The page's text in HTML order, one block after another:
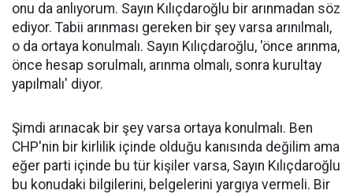
onu da anlıyorum. Sayın Kılıçdaroğlu bir arınmadan söz
ediyor. Tabii arınması gereken bir şey varsa arınılmalı,
o da ortaya konulmalı. Sayın Kılıçdaroğlu, 'önce arınma,
önce hesap sorulmalı, arınma olmalı, sonra kurultay
yapılmalı' diyor.
Şimdi arınacak bir şey varsa ortaya konulmalı. Ben
CHP'nin bir kirlilik içinde olduğu kanısında değilim ama
eğer parti içinde bu tür kişiler varsa, Sayın Kılıçdaroğlu
bu konudaki bilgilerini, belgelerini yargıya vermeli. Bir